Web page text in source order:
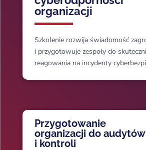
organizacji
Szkolenie rozwija świadomość
i przygotowuje zespoły do
reagowania na incydenty
Przygotowanie
organizacji do audytów
i kontroli